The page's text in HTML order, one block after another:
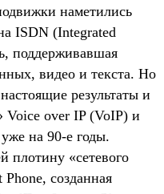
наметились
ISDN (Integrated
поддерживавшая
видео и текста. Но
результаты и
Voice over IP (VoIP) и
на 90-е годы.
плотину «сетевого
созданная